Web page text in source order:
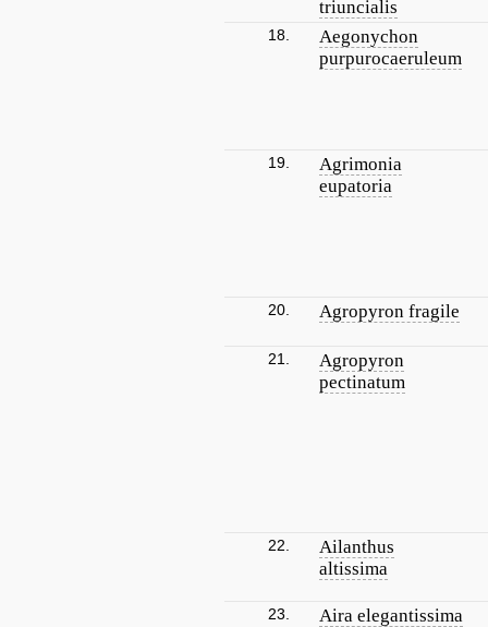
triuncialis
18.
Aegonychon
purpurocaeruleum
19.
Agrimonia
eupatoria
20. Agropyron fragile
21.
Agropyron
pectinatum
22.
Ailanthus
altissima
23. Aira elegantissima